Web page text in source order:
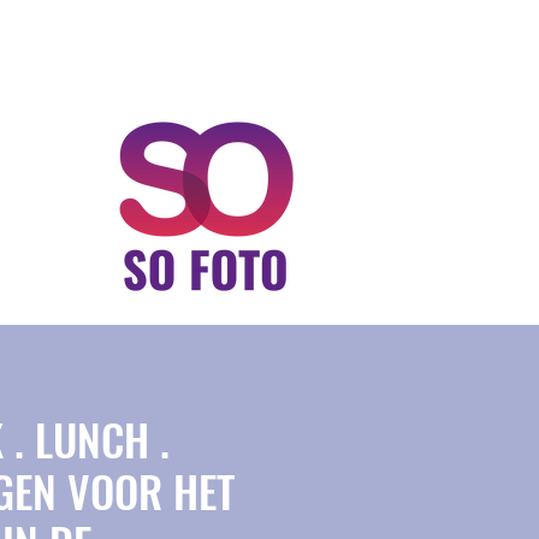
. LUNCH .
VOOR HET